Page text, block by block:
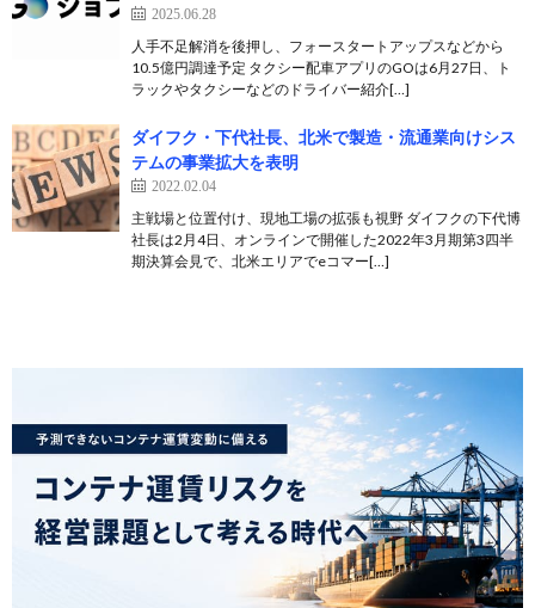
2025.06.28
人手不足解消を後押し、フォースタートアップスなどから
10.5億円調達予定 タクシー配車アプリのGOは6月27日、ト
ラックやタクシーなどのドライバー紹介[…]
ダイフク・下代社長、北米で製造・流通業向けシス
テムの事業拡大を表明
2022.02.04
主戦場と位置付け、現地工場の拡張も視野 ダイフクの下代博
社長は2月4日、オンラインで開催した2022年3月期第3四半
期決算会見で、北米エリアでeコマー[…]